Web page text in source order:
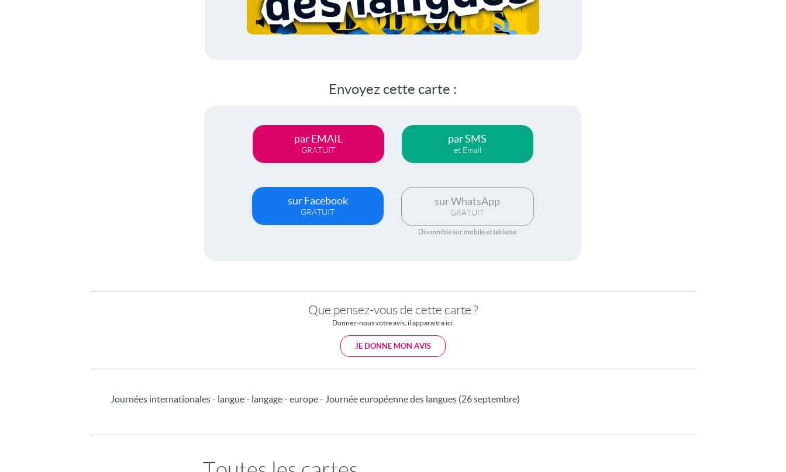
Envoyez cette carte :
par EMAIL
GRATUIT
par SMS
et Email
sur Facebook
GRATUIT
sur WhatsApp
GRATUIT
Disponible sur mobile et tablette
Que pensez-vous de cette carte ?
Donnez-nous votre avis, il apparaitra ici.
JE DONNE MON AVIS
Journées internationales - langue - langage - europe - Journée européenne des langues (26 septembre)